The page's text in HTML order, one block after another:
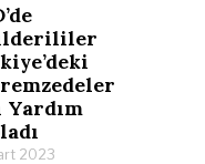
2023